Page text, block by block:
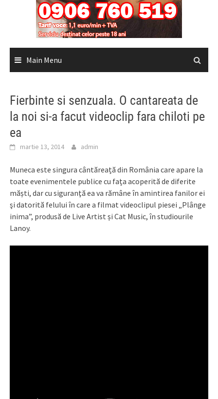
Main Menu
Fierbinte si senzuala. O cantareata de
la noi si-a facut videoclip fara chiloti pe
ea
martie 13, 2014 admin
Muneca este singura cântăreață din România care apare la
toate evenimentele publice cu fața acoperită de diferite
măști, dar cu siguranţă ea va rămâne în amintirea fanilor ei
şi datorită felului în care a filmat videoclipul piesei „Plânge
inima”, produsă de Live Artist și Cat Music, în studiourile
Lanoy.